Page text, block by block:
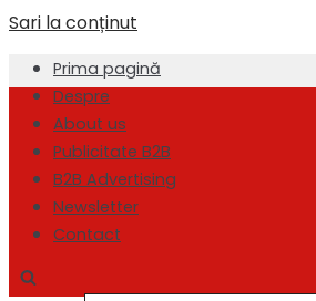
Sari la conținut
Prima pagină
Despre
About us
Publicitate B2B
B2B Advertising
Newsletter
Contact